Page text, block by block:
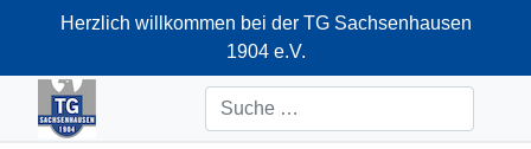
Herzlich willkommen bei der TG Sachsenhausen
1904 e.V.
+49-69-66374712
Suchen